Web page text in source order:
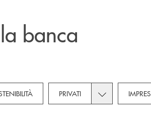
banca
Novitàdropdown for Soci
PRIVATI Toggle